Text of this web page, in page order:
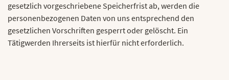
gesetzlich vorgeschriebene Speicherfrist ab, werden die
personenbezogenen Daten von uns entsprechend den
gesetzlichen Vorschriften gesperrt oder gelöscht. Ein
Tätigwerden Ihrerseits ist hierfür nicht erforderlich.